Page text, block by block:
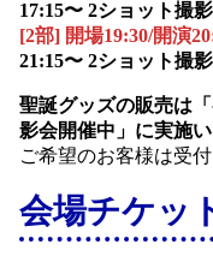
17:15〜 2ショット撮
[2部] 開場19:30/開演
21:15〜 2ショット撮
聖誕グッズの販売は
影会開催中」に実施い
ご希望のお客様は受
会場チケッ